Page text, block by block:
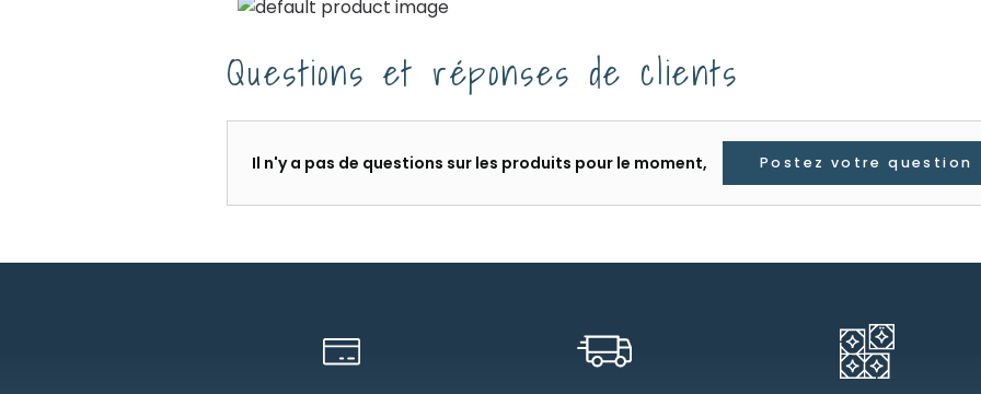
Questions et réponses de clients
Il n'y a pas de questions sur les produits pour le moment, Postez votre question